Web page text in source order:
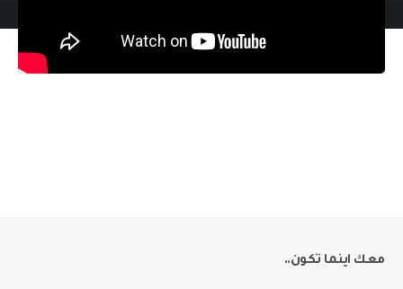
معك اينما تكون..